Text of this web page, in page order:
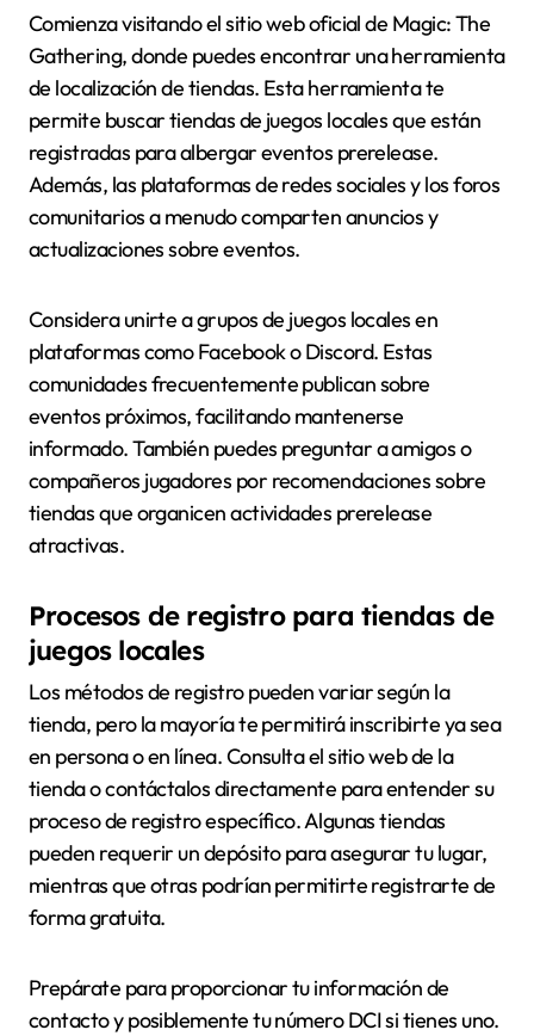
Comienza visitando el sitio web oficial de Magic: The
Gathering, donde puedes encontrar una herramienta
de localización de tiendas. Esta herramienta te
permite buscar tiendas de juegos locales que están
registradas para albergar eventos prerelease.
Además, las plataformas de redes sociales y los foros
comunitarios a menudo comparten anuncios y
actualizaciones sobre eventos.
Considera unirte a grupos de juegos locales en
plataformas como Facebook o Discord. Estas
comunidades frecuentemente publican sobre
eventos próximos, facilitando mantenerse
informado. También puedes preguntar a amigos o
compañeros jugadores por recomendaciones sobre
tiendas que organicen actividades prerelease
atractivas.
Procesos de registro para tiendas de
juegos locales
Los métodos de registro pueden variar según la
tienda, pero la mayoría te permitirá inscribirte ya sea
en persona o en línea. Consulta el sitio web de la
tienda o contáctalos directamente para entender su
proceso de registro específico. Algunas tiendas
pueden requerir un depósito para asegurar tu lugar,
mientras que otras podrían permitirte registrarte de
forma gratuita.
Prepárate para proporcionar tu información de
contacto y posiblemente tu número DCI si tienes uno.